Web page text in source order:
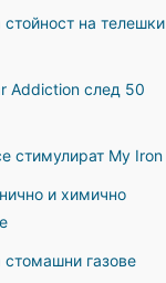
стойност на телешки
Addiction след 50
стимулират My Iron
и химично
стомашни газове